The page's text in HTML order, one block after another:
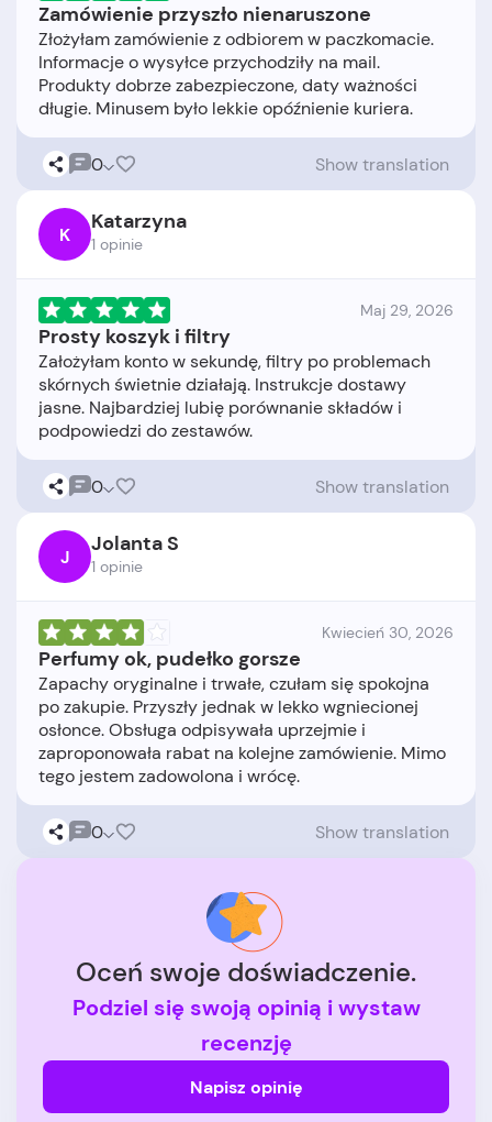
Zamówienie przyszło nienaruszone
Złożyłam zamówienie z odbiorem w paczkomacie.
Informacje o wysyłce przychodziły na mail.
Produkty dobrze zabezpieczone, daty ważności
0 Show translation
K Katarzyna
1 opinie
Maj 29, 2026
Prosty koszyk i filtry
Założyłam konto w sekundę, filtry po problemach
skórnych świetnie działają. Instrukcje dostawy
jasne. Najbardziej lubię porównanie składów i
0 Show translation
J Jolanta S
1 opinie
Kwiecień 30, 2026
Perfumy ok, pudełko gorsze
Zapachy oryginalne i trwałe, czułam się spokojna
po zakupie. Przyszły jednak w lekko wgniecionej
osłonce. Obsługa odpisywała uprzejmie i
zaproponowała rabat na kolejne zamówienie. Mimo
0 Show translation
Oceń swoje doświadczenie.
Podziel się swoją opinią i wystaw
recenzję
Napisz opinię